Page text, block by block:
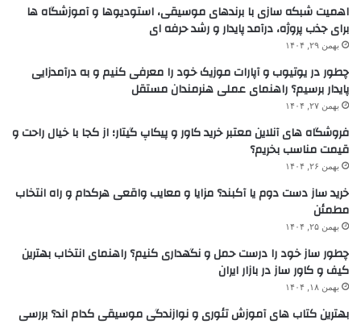
اهمیت شبکه سازی با برندهای موسیقی، استودیوها و آموزشگاه ها
برای جذب پروژه، درآمد پایدار و رشد حرفه ای
بهمن ۲۹, ۱۴۰۴
چطور در یوتیوب و آپارات موزیک خود را معرفی کنیم و به درآمدزایی
پایدار برسیم؟ راهنمای عملی هنرمندان مستقل
بهمن ۲۷, ۱۴۰۴
فروشگاه های آنلاین معتبر خرید کاور و پیکاپ گیتار؛ از کجا با خیال راحت و
قیمت مناسب بخریم؟
بهمن ۲۶, ۱۴۰۴
خرید ساز دست دوم یا آکبند؟ مزایا و معایب واقعی هرکدام و راه انتخاب
مطمئن
بهمن ۲۵, ۱۴۰۴
چطور ساز خود را درست حمل و نگهداری کنیم؟ راهنمای انتخاب بهترین
کیف و کاور ساز در بازار ایران
بهمن ۱۸, ۱۴۰۴
بهترین کتاب های آموزش تئوری و نوازندگی موسیقی کدام اند؟ بررسی